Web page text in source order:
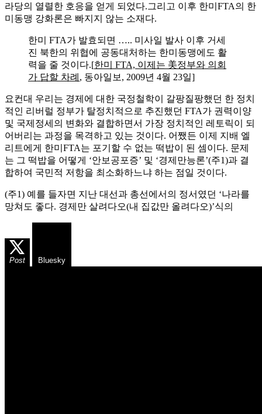
라당의 열렬한 호응을 얻게 되었다.그리고 이후 한미FTA의 한
미동맹 강화론은 빠지지 않는 소재다.
한미 FTA가 발효되면 ….. 미사일 발사 이후 거세
진 북한의 위협에 공동대처하는 한미동맹에도 활
력을 줄 것이다.[한미 FTA, 이제는 美정부와 의회
가 답할 차례 , 동아일보, 2009년 4월 23일]
요컨대 우리는 경제에 대한 국정철학이 갈팡질팡했던 한 정치
적인 리버럴 정부가 탈정치적으로 추진했던 FTA가 권력이양
및 국제정세의 변화와 결합하면서 가장 정치적인 레토릭이 되
어버리는 과정을 목격하고 있는 것이다. 어쨌든 이제 지배 엘
리트에게 한미FTA는 포기할 수 없는 떡밥이 된 셈이다. 문제
는 그 떡밥을 어떻게 ‘안보공포증’ 및 ‘경제만능론’(주1)과 결
합하여 국민적 저항을 최소화하느냐 하는 점일 것이다.
(주1) 예를 들자면 지난 대선과 총선에서의 정서였던 ‘나라를
망쳐도 좋다. 경제만 살려다오(내 집값만 올려다오)’식의
Post Bluesky